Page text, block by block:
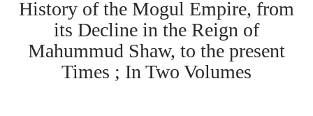
History of the Mogul Empire, from
its Decline in the Reign of
Mahummud Shaw, to the present
Times ; In Two Volumes